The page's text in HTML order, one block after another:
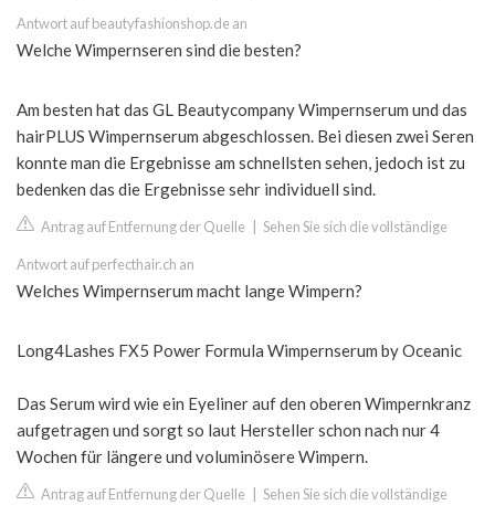
Antwort auf beautyfashionshop.de an
Welche Wimpernseren sind die besten?
Am besten hat das GL Beautycompany Wimpernserum und das
hairPLUS Wimpernserum abgeschlossen. Bei diesen zwei Seren
konnte man die Ergebnisse am schnellsten sehen, jedoch ist zu
bedenken das die Ergebnisse sehr individuell sind.
Antrag auf Entfernung der Quelle Sehen Sie sich die vollständige
Antwort auf perfecthair.ch an
Welches Wimpernserum macht lange Wimpern?
Long4Lashes FX5 Power Formula Wimpernserum by Oceanic
Das Serum wird wie ein Eyeliner auf den oberen Wimpernkranz
aufgetragen und sorgt so laut Hersteller schon nach nur 4
Wochen für längere und voluminösere Wimpern.
Antrag auf Entfernung der Quelle Sehen Sie sich die vollständige